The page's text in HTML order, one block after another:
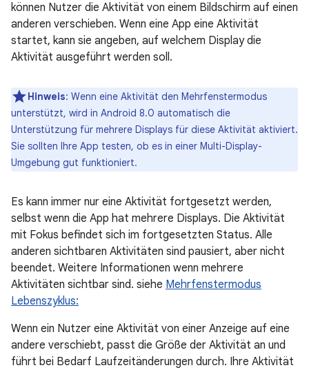
können Nutzer die Aktivität von einem Bildschirm auf einen
anderen verschieben. Wenn eine App eine Aktivität
startet, kann sie angeben, auf welchem Display die
Aktivität ausgeführt werden soll.
Hinweis: Wenn eine Aktivität den Mehrfenstermodus
unterstützt, wird in Android 8.0 automatisch die
Unterstützung für mehrere Displays für diese Aktivität aktiviert.
Sie sollten Ihre App testen, ob es in einer Multi-Display-
Umgebung gut funktioniert.
Es kann immer nur eine Aktivität fortgesetzt werden,
selbst wenn die App hat mehrere Displays. Die Aktivität
mit Fokus befindet sich im fortgesetzten Status. Alle
anderen sichtbaren Aktivitäten sind pausiert, aber nicht
beendet. Weitere Informationen wenn mehrere
Aktivitäten sichtbar sind. siehe Mehrfenstermodus
Lebenszyklus:
Wenn ein Nutzer eine Aktivität von einer Anzeige auf eine
andere verschiebt, passt die Größe der Aktivität an und
führt bei Bedarf Laufzeitänderungen durch. Ihre Aktivität